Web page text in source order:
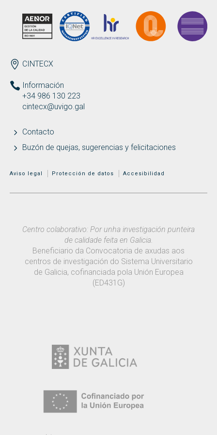
ENDEREZO ES
CINTECX
Información
+34 986 130 223
cintecx@uvigo.gal
Contacto
Buzón de quejas, sugerencias y felicitaciones
MENÚ ADICIONAL
Aviso legal Protección de datos Accesibilidad
Centro colaborativo: Por unha investigación punteira
de calidade feita en Galicia.
Beneficiario da Convocatoria de axudas aos
centros de investigación do Sistema Universitario
de Galicia, cofinanciada pola Unión Europea
(ED431G)